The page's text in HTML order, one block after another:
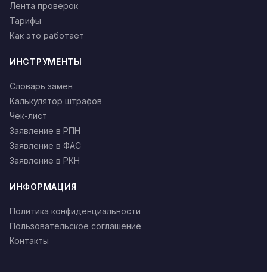
Лента проверок
Тарифы
Как это работает
ИНСТРУМЕНТЫ
Словарь замен
Калькулятор штрафов
Чек-лист
Заявление в РПН
Заявление в ФАС
Заявление в РКН
ИНФОРМАЦИЯ
Политика конфиденциальности
Пользовательское соглашение
Контакты